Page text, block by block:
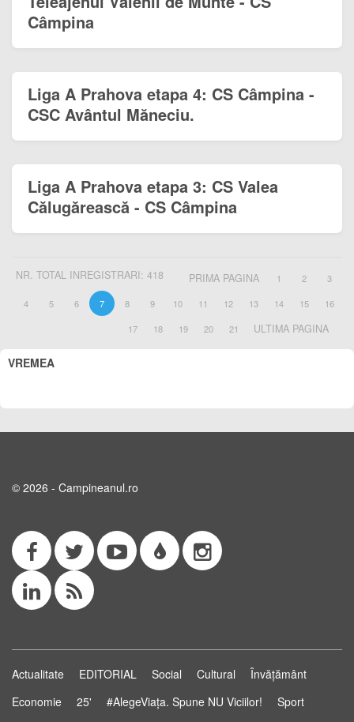
Câmpina
Liga A Prahova etapa 4: CS Câmpina -
CSC Avântul Măneciu.
Liga A Prahova etapa 3: CS Valea
Călugărească - CS Câmpina
NR. TOTAL INREGISTRARI: 418 PRIMA PAGINA 1 2
3
4
5 6 7 8 9 10 11 12 13 14 15
16
17
18 19 20 21 ULTIMA PAGINA
VREMEA
© 2026 - Campineanul.ro
Actualitate EDITORIAL Social Cultural
Învățământ
Economie
25' #AlegeViața. Spune NU Viciilor!
Sport